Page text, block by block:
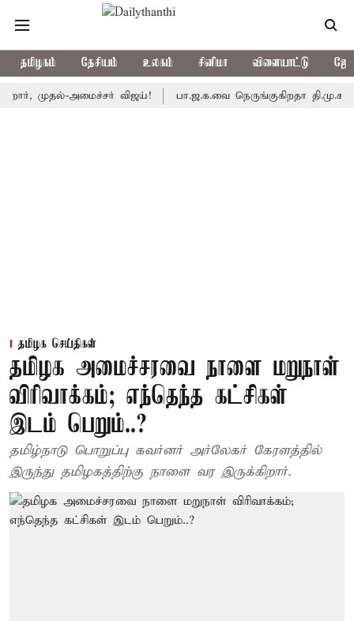
தமிழகம் தேசியம் உலகம் சினிமா விளையாட்டு
அமைச்சர் விஜய்! பா.ஜ.க.வை நெருங்குகிறதா தி.மு.க.?
தமிழக செய்திகள்
தமிழக அமைச்சரவை நாளை மறுநாள்
விரிவாக்கம்; எந்தெந்த கட்சிகள்
இடம் பெறும்..?
தமிழ்நாடு பொறுப்பு கவர்னர் அர்லேகர் கேரளத்தில்
இருந்து தமிழகத்திற்கு நாளை வர இருக்கிறார்.